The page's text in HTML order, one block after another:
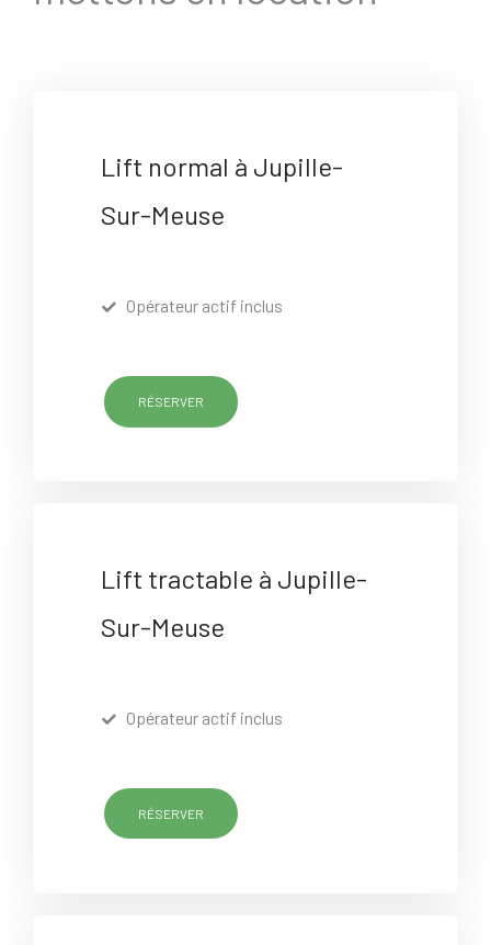
Lift normal à Jupille-
Sur-Meuse
Opérateur actif inclus
RÉSERVER
Lift tractable à Jupille-
Sur-Meuse
Opérateur actif inclus
RÉSERVER